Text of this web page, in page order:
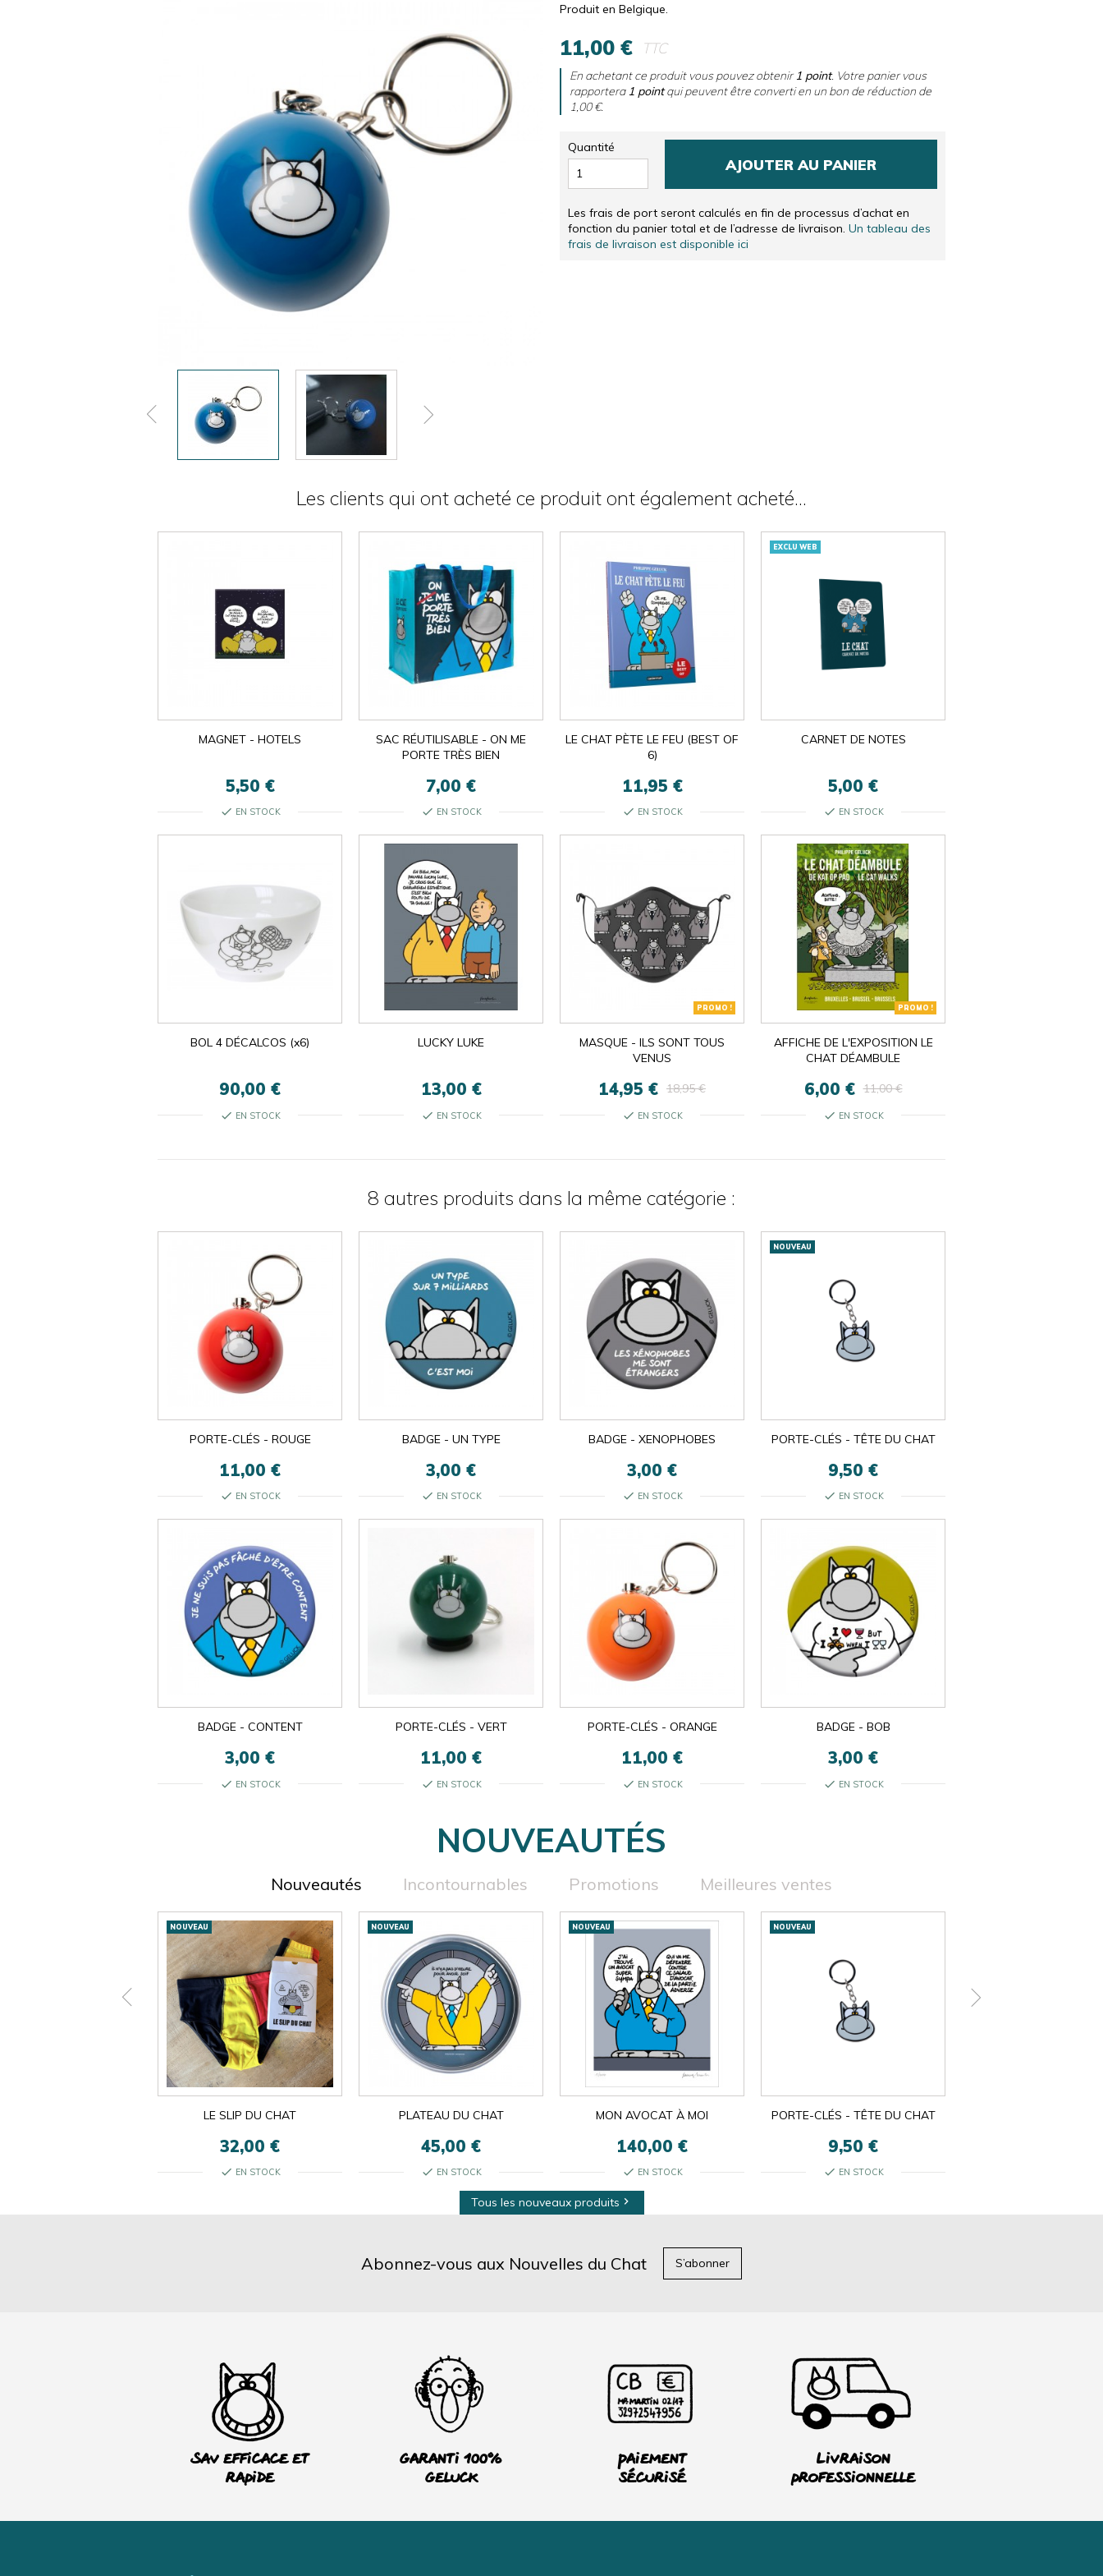
SÉRIGRAPHIES NUMÉROTÉES ET SIGNÉES, EN NÉERLANDAIS
SÉRIGRAPHIES NUMÉROTÉES ET SIGNÉES, EN ANGLAIS
CD & DVD
SOLIDARITÉ
Produit en Belgique.
11,00 € TTC
En achetant ce produit vous pouvez obtenir1 point. Votre panier vous
rapportera 1 pointqui peuvent être converti en un bon de réduction de
1,00 €.
Quantité
AJOUTER AU PANIER
Les frais de port seront calculés en fin de processus d’achat en
fonction du panier total et de l’adresse de livraison. Un tableau des
frais de livraison est disponible ici
Les clients qui ont acheté ce produit ont également acheté...
MAGNET - HOTELS
5,50 €
check EN STOCK
SAC RÉUTILISABLE - ON ME
PORTE TRÈS BIEN
7,00 €
check EN STOCK
LE CHAT PÈTE LE FEU (BEST OF
6)
11,95 €
check EN STOCK
EXCLU WEB
CARNET DE NOTES
5,00 €
check EN STOCK
BOL 4 DÉCALCOS (x6)
90,00 €
check EN STOCK
LUCKY LUKE
13,00 €
check EN STOCK
PROMO !
MASQUE - ILS SONT TOUS
VENUS
14,95 € 18,95 €
check EN STOCK
PROMO !
AFFICHE DE L'EXPOSITION LE
CHAT DÉAMBULE
6,00 € 11,00 €
check EN STOCK
8 autres produits dans la même catégorie :
PORTE-CLÉS - ROUGE
11,00 €
check EN STOCK
BADGE - UN TYPE
3,00 €
check EN STOCK
BADGE - XENOPHOBES
3,00 €
check EN STOCK
NOUVEAU
PORTE-CLÉS - TÊTE DU CHAT
9,50 €
check EN STOCK
BADGE - CONTENT
3,00 €
check EN STOCK
PORTE-CLÉS - VERT
11,00 €
check EN STOCK
PORTE-CLÉS - ORANGE
11,00 €
check EN STOCK
BADGE - BOB
3,00 €
check EN STOCK
NOUVEAUTÉS
Nouveautés Incontournables Promotions
Meilleures ventes
Nouveautés
NOUVEAU
LE SLIP DU CHAT
32,00 €
check EN STOCK
NOUVEAU
PLATEAU DU CHAT
45,00 €
check EN STOCK
NOUVEAU
MON AVOCAT À MOI
140,00 €
check EN STOCK
NOUVEAU
PORTE-CLÉS - TÊTE DU CHAT
9,50 €
check EN STOCK
Tous les nouveaux produits 
Abonnez-vous aux Nouvelles du Chat S’abonner
SAV efficace et
rapide
Garanti 100%
Geluck
Paiement
sécurisé
Livraison
professionnelle